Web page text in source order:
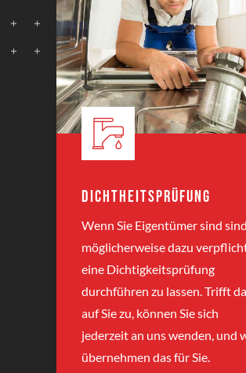
Dichtheitsprüfung
Wenn Sie Eigentümer sind
möglicherweise dazu
eine Dichtigkeitsprüfung
durchführen zu lassen. Trifft
auf Sie zu, können Sie sich
jederzeit an uns wenden, und
übernehmen das für Sie.